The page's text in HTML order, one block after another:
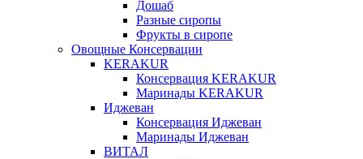
Дошаб
Разные сиропы
Фрукты в сиропе
Овощные Консервации
KERAKUR
Консервация KERAKUR
Маринады KERAKUR
Иджеван
Консервация Иджеван
Маринады Иджеван
ВИТАЛ